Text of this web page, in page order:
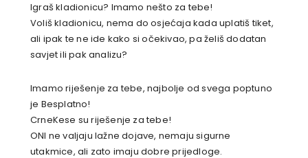
Igraš kladionicu? Imamo nešto za tebe!
Voliš kladionicu, nema do osjećaja kada uplatiš tiket,
ali ipak te ne ide kako si očekivao, pa želiš dodatan
savjet ili pak analizu?
Imamo riješenje za tebe, najbolje od svega poptuno
je Besplatno!
CrneKese su riješenje za tebe!
ONI ne valjaju lažne dojave, nemaju sigurne
utakmice, ali zato imaju dobre prijedloge.